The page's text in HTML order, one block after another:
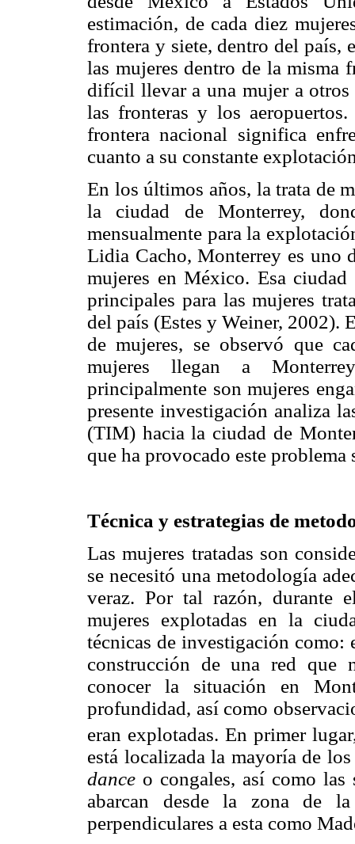
estimación, de cada diez
frontera y siete, dentro del país,
las mujeres dentro de la misma
difícil llevar a una mujer a otros
las fronteras y los
frontera nacional significa
cuanto a su constante
En los últimos años, la trata de
la ciudad de Monterrey,
mensualmente para la
Lidia Cacho, Monterrey es uno
mujeres en México. Esa
principales para las mujeres
del país (Estes y Weiner, 2002).
de mujeres, se observó que
mujeres llegan a
principalmente son mujeres
presente investigación analiza
(TIM) hacia la ciudad de
que ha provocado este problema
Técnica y estrategias de
Las mujeres tratadas son
se necesitó una metodología
veraz. Por tal razón, durante
mujeres explotadas en la
técnicas de investigación
construcción de una red que
conocer la situación en
profundidad, así como
eran explotadas. En primer
está localizada la mayoría de
dance o congales, así como las
abarcan desde la zona de
perpendiculares a esta como